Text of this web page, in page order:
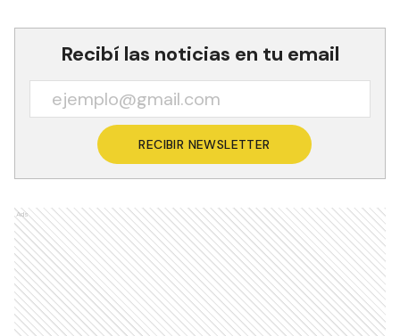
Recibí las noticias en tu email
RECIBIR NEWSLETTER
Ads